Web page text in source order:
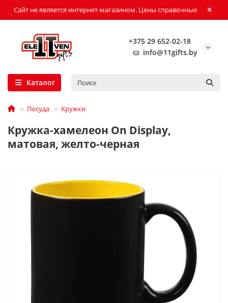
Сайт не является интернет-магазином. Цены справочные
+375 29 652-02-18
info@11gifts.by
Каталог
Посуда Кружки
Кружка-хамелеон On Display,
матовая, желто-черная